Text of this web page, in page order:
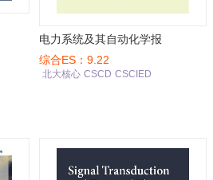
电力系统及其自动化学报
综合ES：9.22
北大核心 CSCD CSCIED